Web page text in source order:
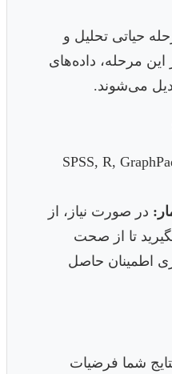
حیاتی تحلیل و
مرحله، داده‌های
می‌شوند.
SPSS, R,
در صورت نیاز، از
تا از صحت
اطمینان حاصل
نتایج شما فرضیات